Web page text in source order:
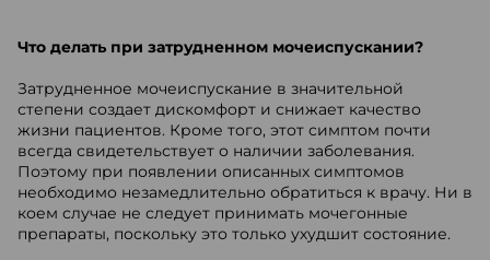
Что делать при затрудненном мочеиспускании?
Затрудненное мочеиспускание в значительной
степени создает дискомфорт и снижает качество
жизни пациентов. Кроме того, этот симптом почти
всегда свидетельствует о наличии заболевания.
Поэтому при появлении описанных симптомов
необходимо незамедлительно обратиться к врачу. Ни в
коем случае не следует принимать мочегонные
препараты, поскольку это только ухудшит состояние.